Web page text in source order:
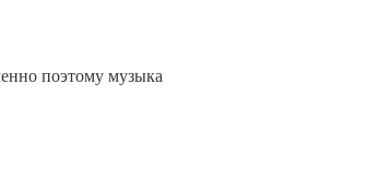
поэтому музыка